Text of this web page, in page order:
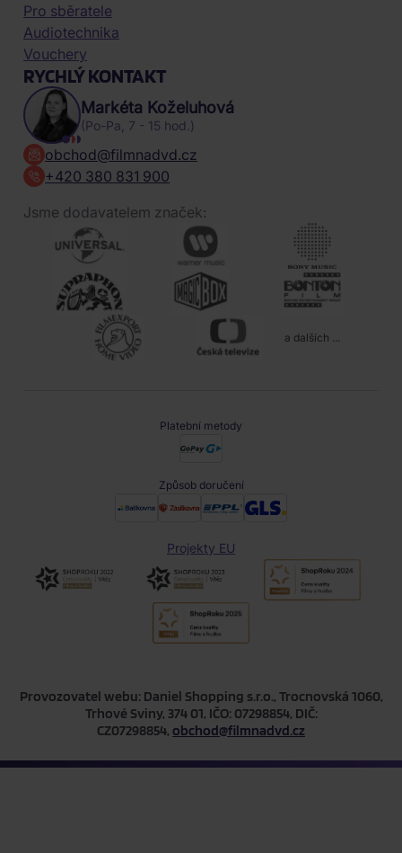
Pro sběratele
Audiotechnika
Vouchery
RYCHLÝ KONTAKT
Markéta Koželuhová
(Po-Pa, 7 - 15 hod.)
obchod@filmnadvd.cz
+420 380 831 900
Jsme dodavatelem značek:
a dalších ...
Platební metody
Způsob doručení
Projekty EU
Provozovatel webu: Daniel Shopping s.r.o., Trocnovská 1060,
Trhové Sviny, 374 01, IČO: 07298854, DIČ:
CZ07298854, obchod@filmnadvd.cz